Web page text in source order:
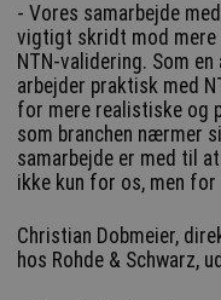
- Vores samarbejde
vigtigt skridt mod mere
NTN-validering. Som
arbejder praktisk med
for mere realistiske og
som branchen nærmer
samarbejde er med til
ikke kun for os, men
Christian Dobmeier,
hos Rohde & Schwarz,